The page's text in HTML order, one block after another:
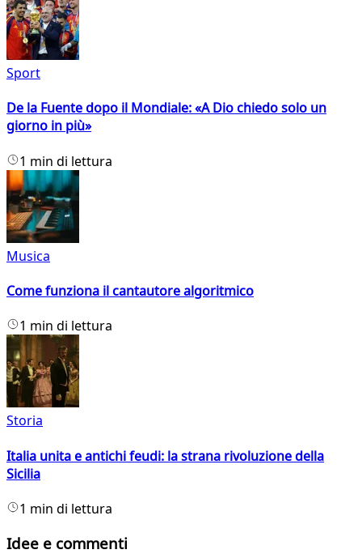
Sport
De la Fuente dopo il Mondiale: «A Dio chiedo solo un
giorno in più»
1 min di lettura
Musica
Come funziona il cantautore algoritmico
1 min di lettura
Storia
Italia unita e antichi feudi: la strana rivoluzione della
Sicilia
1 min di lettura
Idee e commenti